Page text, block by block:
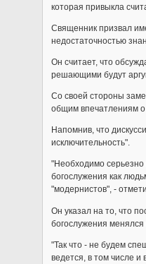
которая привыкла
Священник призвал
недостаточностью
Он считает, что
решающими будут
Со своей стороны
общим впечатлениям о
Напомнив, что
исключительность".
"Необходимо
богослужения как
"модернистов", -
Он указал на то, что
богослужения менялся
"Так что - не будем
ведется, в том числе и